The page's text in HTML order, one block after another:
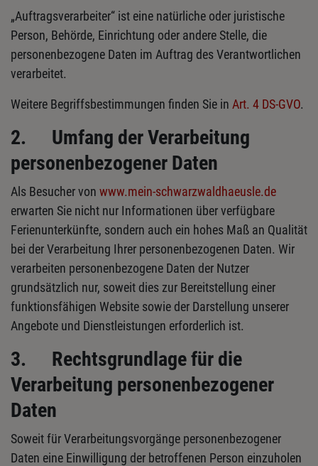
„Auftragsverarbeiter“ ist eine natürliche oder juristische
Person, Behörde, Einrichtung oder andere Stelle, die
personenbezogene Daten im Auftrag des Verantwortlichen
verarbeitet.
Weitere Begriffsbestimmungen finden Sie in Art. 4 DS-GVO.
2. Umfang der Verarbeitung
personenbezogener Daten
Als Besucher von www.mein-schwarzwaldhaeusle.de
erwarten Sie nicht nur Informationen über verfügbare
Ferienunterkünfte, sondern auch ein hohes Maß an Qualität
bei der Verarbeitung Ihrer personenbezogenen Daten. Wir
verarbeiten personenbezogene Daten der Nutzer
grundsätzlich nur, soweit dies zur Bereitstellung einer
funktionsfähigen Website sowie der Darstellung unserer
Angebote und Dienstleistungen erforderlich ist.
3. Rechtsgrundlage für die
Verarbeitung personenbezogener
Daten
Soweit für Verarbeitungsvorgänge personenbezogener
Daten eine Einwilligung der betroffenen Person einzuholen